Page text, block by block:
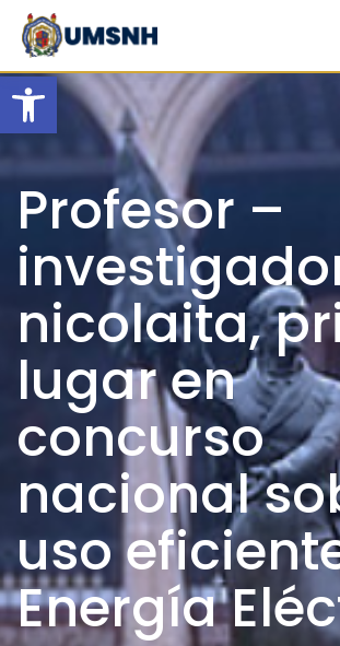
Open toolbar
Skip
content
Profesor –
nicolaita,
lugar en
concurso
nacional
uso
Energía